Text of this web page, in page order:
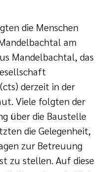
die Menschen
am
Mandelbachtal, das
derzeit in der
Viele folgten der
über die Baustelle
die Gelegenheit,
zur Betreuung
zu stellen. Auf diese